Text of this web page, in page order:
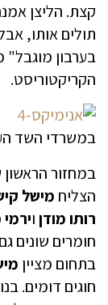
קצת. הליצן
תולים אותו,
בערבון
הקריקטוריסט.
במשרדי השד
במחזור
הצליח מישל
רותו מודןו
חומרים שונים
בתחום מציין
חוגים דומים.